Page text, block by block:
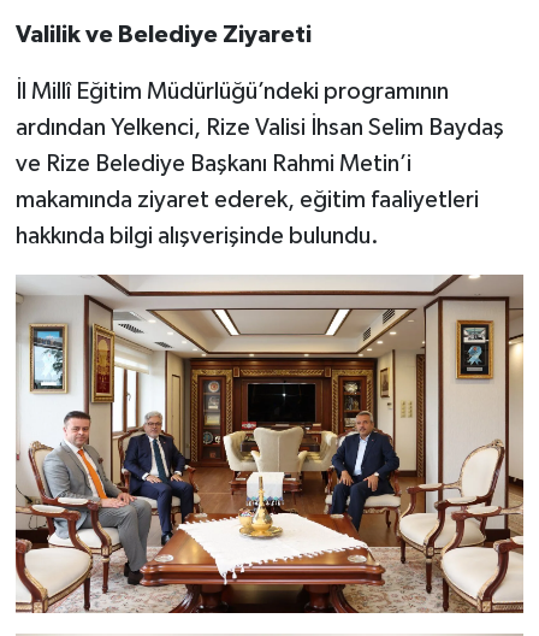
Valilik ve Belediye Ziyareti
İl Millî Eğitim Müdürlüğü’ndeki programının
ardından Yelkenci, Rize Valisi İhsan Selim Baydaş
ve Rize Belediye Başkanı Rahmi Metin’i
makamında ziyaret ederek, eğitim faaliyetleri
hakkında bilgi alışverişinde bulundu.